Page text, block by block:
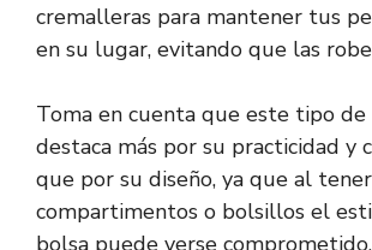
cremalleras para mantener tus
en su lugar, evitando que las
Toma en cuenta que este tipo de
destaca más por su practicidad y
que por su diseño, ya que al
compartimentos o bolsillos el
bolsa puede verse comprometido.